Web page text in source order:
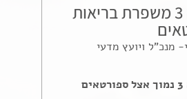
איך אומגה 3 משפרת בריאות
מנכ"ל ויועץ מדעי